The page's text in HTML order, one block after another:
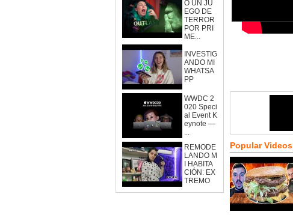
O UN JU
EGO DE
TERROR
POR PRI
ME...
INVESTIG
ANDO MI
WHATSA
PP
WWDC 2
020 Speci
al Event K
eynote —
...
REMODE
LANDO M
I HABITA
CIÓN: EX
TREMO
Popular Videos